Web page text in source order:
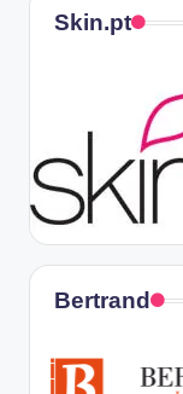
Skin.pt
Bertrand